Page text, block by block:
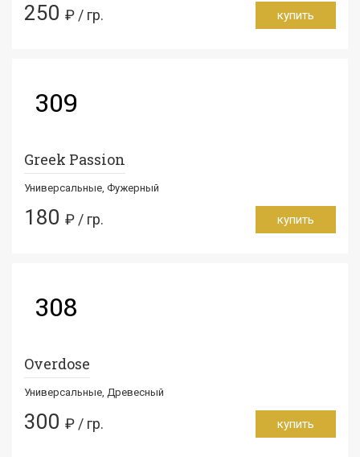
250 ₽ / гр. купить
309
Greek Passion
Универсальные, Фужерный
180 ₽ / гр. купить
308
Overdose
Универсальные, Древесный
300 ₽ / гр. купить